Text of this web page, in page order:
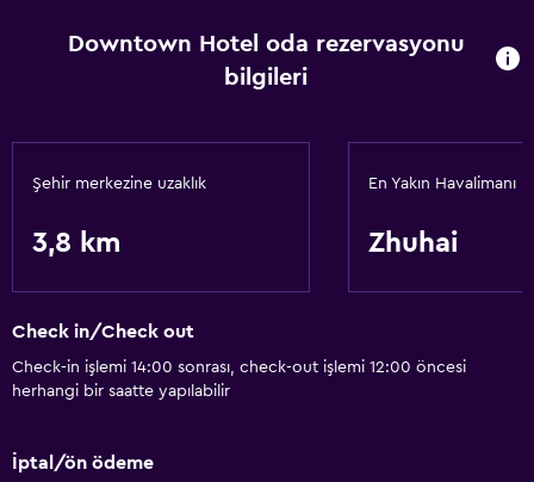
Otomat (içecek)
Asansör
Downtown Hotel oda rezervasyonu
bilgileri
Şehir merkezine uzaklık
3,8 km
En Yakın Havalimanı
Zhuhai
Check in/Check out
Check-in işlemi 14:00 sonrası, check-out işlemi 12:00 öncesi
herhangi bir saatte yapılabilir
İptal/ön ödeme